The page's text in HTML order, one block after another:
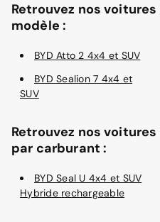
Retrouvez nos voitures
modèle :
BYD Atto 2 4x4 et SUV
BYD Sealion 7 4x4 et
SUV
Retrouvez nos voitures
par carburant :
BYD Seal U 4x4 et SUV
Hybride rechargeable